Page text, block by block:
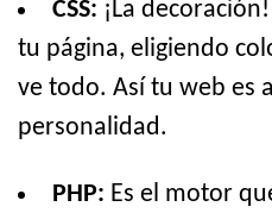
CSS: ¡La
tu página, eligiendo
ve todo. Así tu web es
personalidad.
PHP: Es el motor